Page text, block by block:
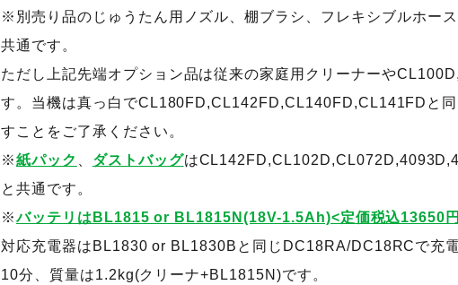
※別売り品のじゅうたん用ノズル、棚ブラシ、フレキシブルホー
共通です。
ただし上記先端オプション品は従来の家庭用クリーナーや
す。当機は真っ白でCL180FD,CL142FD,CL140FD,CL141FDと同
すことをご了承ください。
※紙パック ダストバッグは
と共通です。
※バッテリはBL1815 or BL1815N(18V-1.5Ah)<定価税込13650円
対応充電器はBL1830 or BL1830Bと同じDC18RA/DC18RCで充
10分、質量は1.2kg(クリーナ+BL1815N)です。